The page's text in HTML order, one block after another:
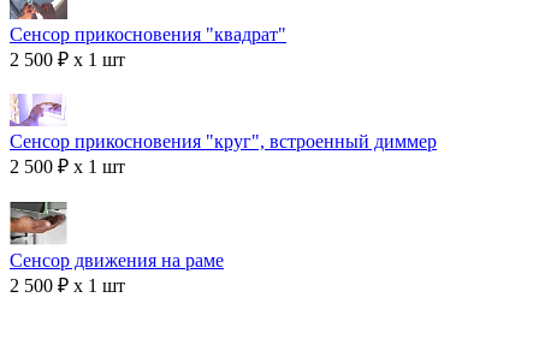
Сенсор прикосновения "квадрат"
2 500 ₽ x 1 шт
Сенсор прикосновения "круг", встроенный диммер
2 500 ₽ x 1 шт
Сенсор движения на раме
2 500 ₽ x 1 шт